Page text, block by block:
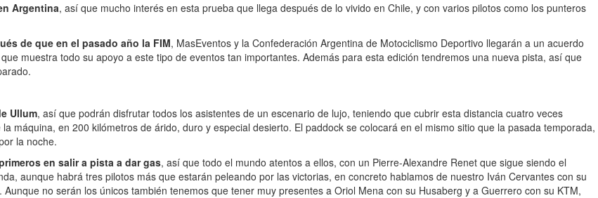
Argentina, así que mucho interés en esta prueba que llega después de lo vivido en Chile, y con varios pilotos como los punteros
de que en el pasado año la FIM, MasEventos y la Confederación Argentina de Motociclismo Deportivo llegarán a un acuerdo
muestra todo su apoyo a este tipo de eventos tan importantes. Además para esta edición tendremos una nueva pista, así que
Ullum, así que podrán disfrutar todos los asistentes de un escenario de lujo, teniendo que cubrir esta distancia cuatro veces
máquina, en 200 kilómetros de árido, duro y especial desierto. El paddock se colocará en el mismo sitio que la pasada temporada,
la noche.
en salir a pista a dar gas, así que todo el mundo atentos a ellos, con un Pierre-Alexandre Renet que sigue siendo el
aunque habrá tres pilotos más que estarán peleando por las victorias, en concreto hablamos de nuestro Iván Cervantes con su
no serán los únicos también tenemos que tener muy presentes a Oriol Mena con su Husaberg y a Guerrero con su KTM,